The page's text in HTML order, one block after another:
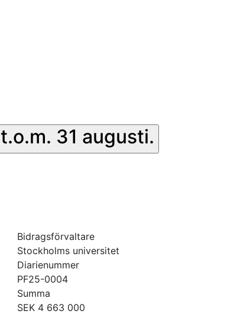
31 augusti.
Bidragsförvaltare
Stockholms universitet
Diarienummer
PF25-0004
Summa
SEK 4 663 000